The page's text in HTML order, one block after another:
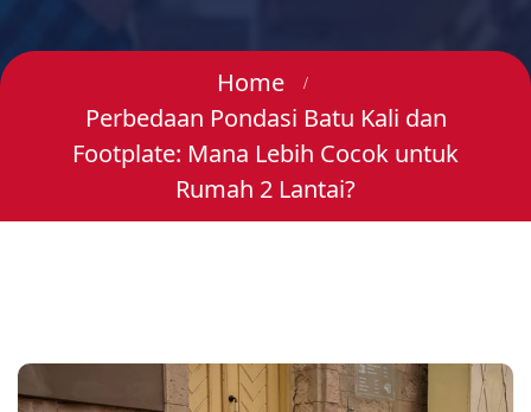
Home
Perbedaan Pondasi Batu Kali dan
Footplate: Mana Lebih Cocok untuk
Rumah 2 Lantai?